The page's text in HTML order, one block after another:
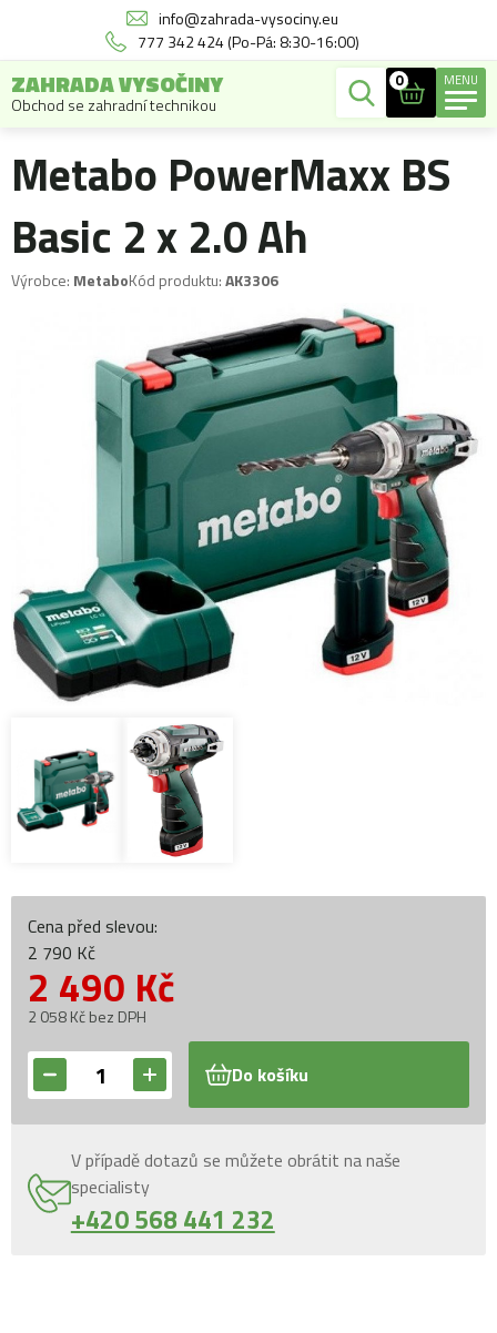
info@zahrada-vysociny.eu
777 342 424 (Po-Pá: 8:30-16:00)
ZAHRADA VYSOČINY
Obchod se zahradní technikou
0 MENU
Metabo PowerMaxx BS
Basic 2 x 2.0 Ah
Výrobce: MetaboKód produktu:AK3306
Cena před slevou:
2 790 Kč
2 490 Kč
2 058 Kč bez DPH
Do košíku
V případě dotazů se můžete obrátit na naše
specialisty
+420 568 441 232